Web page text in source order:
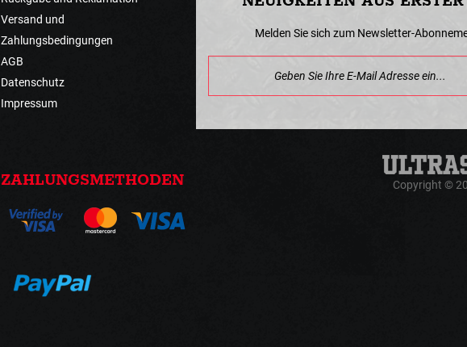
Versand und
Zahlungsbedingungen
AGB
Datenschutz
Impressum
ZAHLUNGSMETHODEN
Melden Sie sich zum Newsletter-
Copyright ©